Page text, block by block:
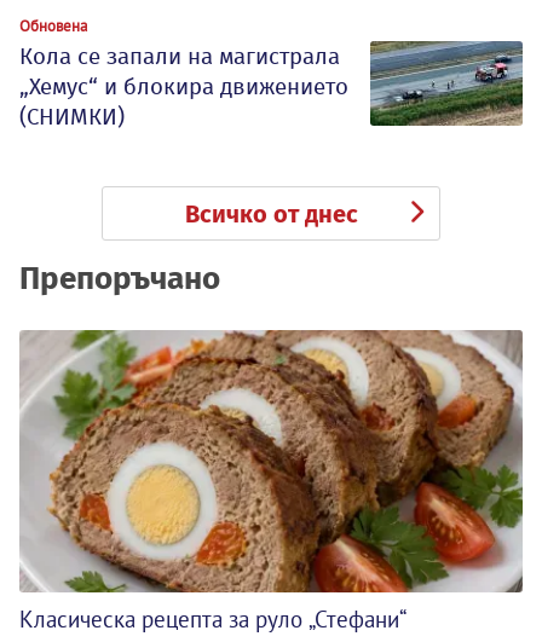
Обновена
Кола се запали на магистрала
„Хемус“ и блокира движението
(СНИМКИ)
Всичко от днес
Препоръчано
Класическа рецепта за руло „Стефани“